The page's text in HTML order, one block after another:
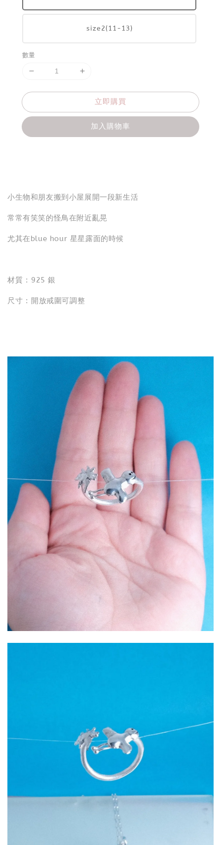
size2(11-13)
數量
立即購買
加入購物車
小生物和朋友搬到小屋展開一段新生活
常常有笑笑的怪鳥在附近亂晃
尤其在blue hour 星星露面的時候
材質 : 925 銀
尺寸 : 開放戒圍可調整